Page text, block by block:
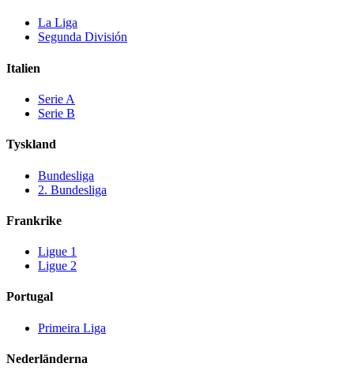
La Liga
Segunda División
Italien
Serie A
Serie B
Tyskland
Bundesliga
2. Bundesliga
Frankrike
Ligue 1
Ligue 2
Portugal
Primeira Liga
Nederländerna